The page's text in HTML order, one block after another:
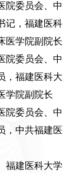
院委员会、中
记，福建医科
医学院副院长
院委员会、中
，福建医科大
学院副院长
院委员会、中
，中共福建医
福建医科大学